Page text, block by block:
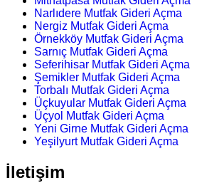
Narlıdere Mutfak Gideri Açma
Nergiz Mutfak Gideri Açma
Örnekköy Mutfak Gideri Açma
Sarnıç Mutfak Gideri Açma
Seferihisar Mutfak Gideri Açma
Şemikler Mutfak Gideri Açma
Torbalı Mutfak Gideri Açma
Üçkuyular Mutfak Gideri Açma
Üçyol Mutfak Gideri Açma
Yeni Girne Mutfak Gideri Açma
Yeşilyurt Mutfak Gideri Açma
İletişim